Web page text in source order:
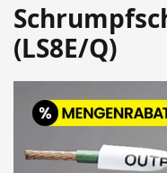
(LS8E/Q)
Springen
Sie
zum